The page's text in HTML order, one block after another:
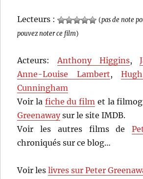
Lecteurs : (pas de note
pouvez noter ce film)
Acteurs:Anthony Higgins,
Anne-Louise Lambert,
Cunningham
Voir la fiche du film et la
Greenawaysur le site IMDB.
Voir les autres films de
chroniqués sur ce blog…
Voir leslivres sur Peter